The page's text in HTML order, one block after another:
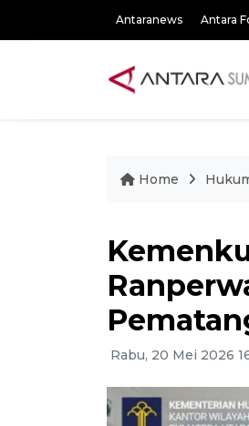
Antaranews Antara
Home
Rabu, 20 Mei 2026